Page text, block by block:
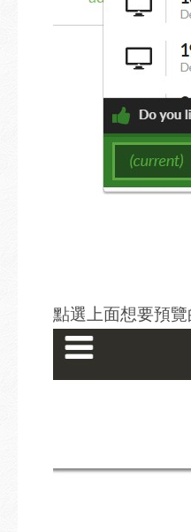
點選上面想要預覽